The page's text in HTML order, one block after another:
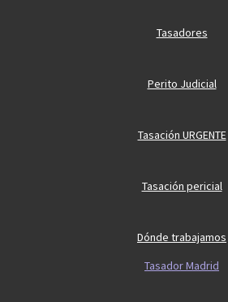
Tasadores
Perito Judicial
Tasación URGENTE
Tasación pericial
Dónde trabajamos
Tasador Madrid